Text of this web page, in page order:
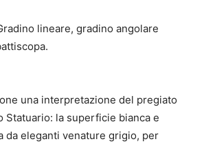
lineare, gradino angolare
una interpretazione del pregiato
Statuario: la superficie bianca e
da eleganti venature grigio, per